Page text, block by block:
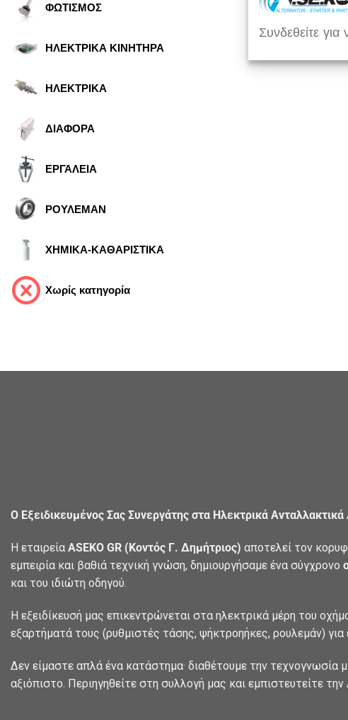
ΦΩΤΙΣΜΟΣ
ΗΛΕΚΤΡΙΚΑ ΚΙΝΗΤΗΡΑ
ΗΛΕΚΤΡΙΚΑ
ΔΙΑΦΟΡΑ
ΕΡΓΑΛΕΙΑ
ΡΟΥΛΕΜΑΝ
ΧΗΜΙΚΑ-ΚΑΘΑΡΙΣΤΙΚΑ
Χωρίς κατηγορία
Συνδεθείτε για
Ο Εξειδικευμένος Σας Συνεργάτης στα Ηλεκτρικά
Η εταιρεία ASEKO GR (Κοντός Γ. Δημήτριος) αποτελεί τον
εμπειρία και βαθιά τεχνική γνώση, δημιουργήσαμε ένα σύγχρονο
και του ιδιώτη οδηγού.
Η εξειδίκευσή μας επικεντρώνεται στα ηλεκτρικά μέρη του
εξαρτήματά τους (ρυθμιστές τάσης, ψήκτροηήκες, ρουλεμάν)
Δεν είμαστε απλά ένα κατάστημα· διαθέτουμε την τεχνογνωσία
αξιόπιστο. Περιηγηθείτε στη συλλογή μας και εμπιστευτείτε